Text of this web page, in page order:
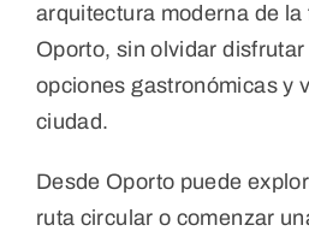
arquitectura moderna de la
Oporto, sin olvidar
opciones gastronómicas y
ciudad.
Desde Oporto puede
ruta circular o comenzar